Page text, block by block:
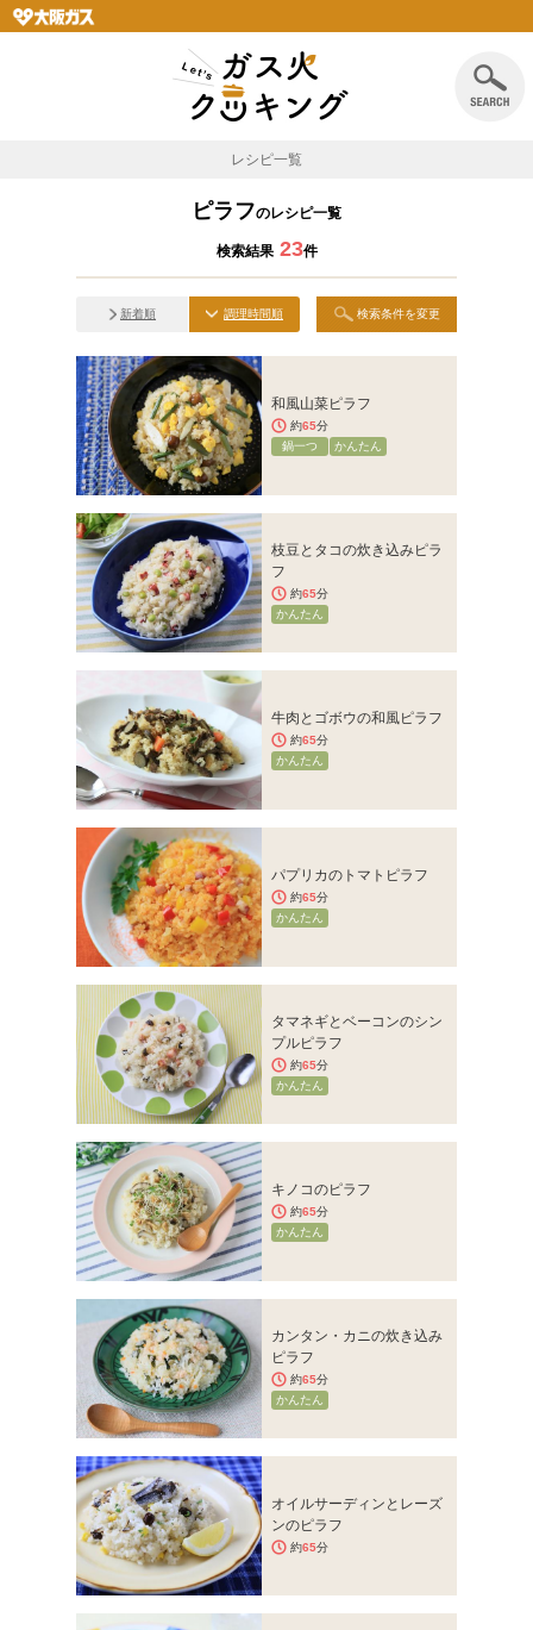
レシピ一覧
ピラフのレシピ一覧
検索結果 23件
新着順 調理時間順 検索条件を変更
和風山菜ピラフ
約65分
鍋一つ
かんたん
枝豆とタコの炊き込みピラ
フ
約65分
かんたん
牛肉とゴボウの和風ピラフ
約65分
かんたん
パプリカのトマトピラフ
約65分
かんたん
タマネギとベーコンのシン
プルピラフ
約65分
かんたん
キノコのピラフ
約65分
かんたん
カンタン・カニの炊き込み
ピラフ
約65分
かんたん
オイルサーディンとレーズ
ンのピラフ
約65分